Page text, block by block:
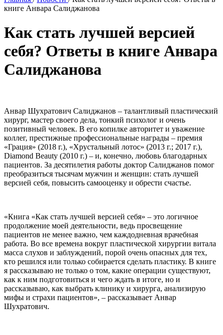
книге Анвара Салиджанова
Как стать лучшей версией
себя? Ответы в книге Анвара
Салиджанова
Анвар Шухратович Салиджанов – талантливый пластический
хирург, мастер своего дела, тонкий психолог и очень
позитивный человек. В его копилке авторитет и уважение
коллег, престижные профессиональные награды – премия
«Грация» (2018 г.), «Хрустальный лотос» (2013 г.; 2017 г.),
Diamond Beauty (2010 г.) – и, конечно, любовь благодарных
пациентов. За десятилетия работы доктор Салиджанов помог
преобразиться тысячам мужчин и женщин: стать лучшей
версией себя, повысить самооценку и обрести счастье.
«Книга «Как стать лучшей версией себя» – это логичное
продолжение моей деятельности, ведь просвещение
пациентов не менее важно, чем каждодневная врачебная
работа. Во все времена вокруг пластической хирургии витала
масса слухов и заблуждений, порой очень опасных для тех,
кто решился или только собирается сделать пластику. В книге
я рассказываю не только о том, какие операции существуют,
как к ним подготовиться и чего ждать в итоге, но и
рассказываю, как выбрать клинику и хирурга, анализирую
мифы и страхи пациентов», – рассказывает Анвар
Шухратович.